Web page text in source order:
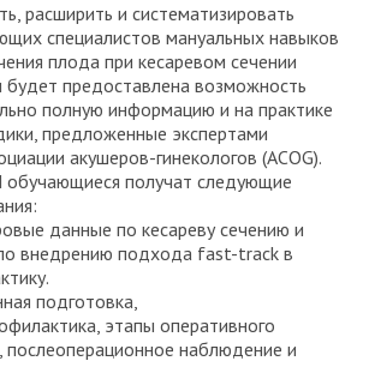
расширить и систематизировать
специалистов мануальных навыков
плода при кесаревом сечении
будет предоставлена возможность
полную информацию и на практике
предложенные экспертами
акушеров-гинекологов (ACOG).
получат следующие
данные по кесареву сечению и
внедрению подхода fast-track в
подготовка,
этапы оперативного
послеоперационное наблюдение и